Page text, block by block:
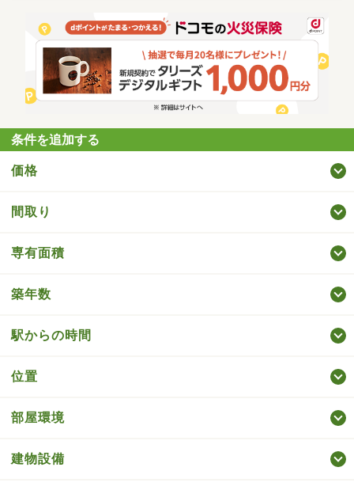
条件を追加する
価格
間取り
専有面積
築年数
駅からの時間
位置
部屋環境
建物設備